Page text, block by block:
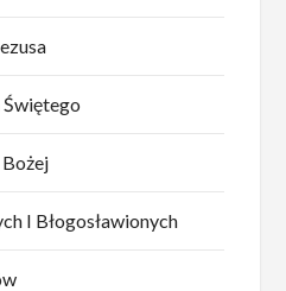
I Błogosławionych